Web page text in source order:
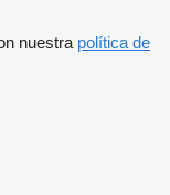
nuestra política de